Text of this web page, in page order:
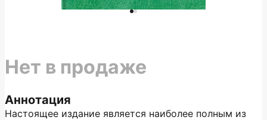
Аннотация
Настоящее издание является наиболее полным из
Нет в продаже